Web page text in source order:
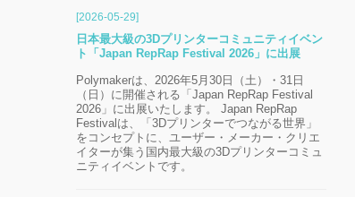
[2026-05-29]
日本最大級の3Dプリンターコミュニティイベン
ト「Japan RepRap Festival 2026」に出展
Polymakerは、2026年5月30日（土）・31日
（日）に開催される「Japan RepRap Festival
2026」に出展いたします。 Japan RepRap
Festivalは、「3Dプリンターでつながる世界」
をコンセプトに、ユーザー・メーカー・クリエ
イターが集う国内最大級の3Dプリンターコミュ
ニティイベントです。